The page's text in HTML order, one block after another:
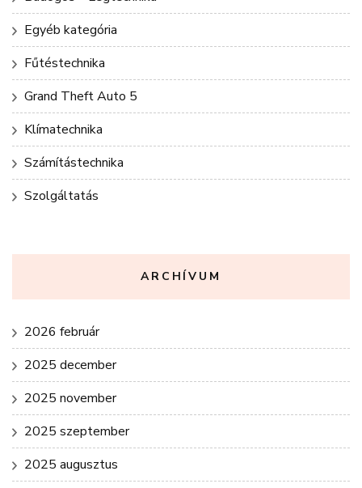
Egyéb kategória
Fűtéstechnika
Grand Theft Auto 5
Klímatechnika
Számítástechnika
Szolgáltatás
ARCHÍVUM
2026 február
2025 december
2025 november
2025 szeptember
2025 augusztus